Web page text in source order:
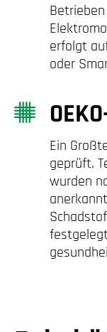
erfolgt
oder
Ein
geprüft.
wurden